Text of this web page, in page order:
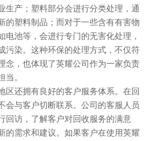
生产；塑料部分会进行分类处理，通
的塑料制品；而对于一些含有有害物
电池等，会进行专门的无害化处理，
污染。这种环保的处理方式，不仅符
念，也体现了英耀公司作为一家负责
当。
区还拥有良好的客户服务体系。在回
会与客户切断联系。公司的客服人员
回访，了解客户对回收服务的满意
的需求和建议。如果客户在使用英耀